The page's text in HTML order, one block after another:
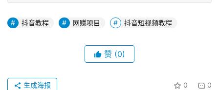
抖音教程 网赚项目 抖音短视频教程
赞 (0)
0 0
生成海报